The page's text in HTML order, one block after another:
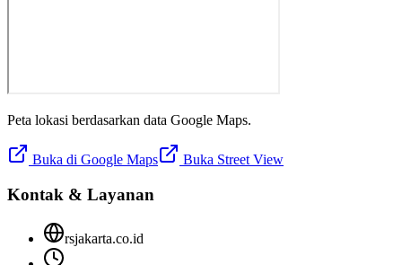
Peta lokasi berdasarkan data Google Maps.
Buka di Google Maps Buka Street View
Kontak & Layanan
rsjakarta.co.id